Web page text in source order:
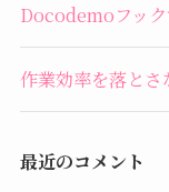
Docodemoフッ
作業効率を落と
最近のコメント